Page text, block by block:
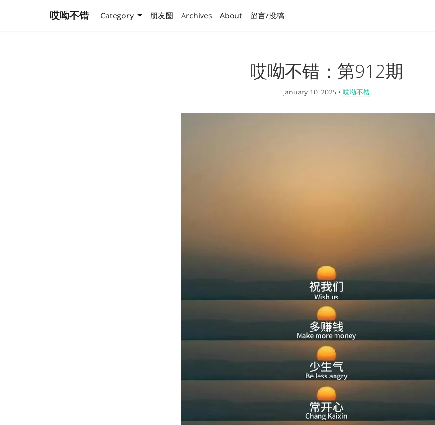
哎呦不错 Category 朋友圈 Archives About 留言/投稿
哎呦不错：第912期
January 10, 2025 • 哎呦不错